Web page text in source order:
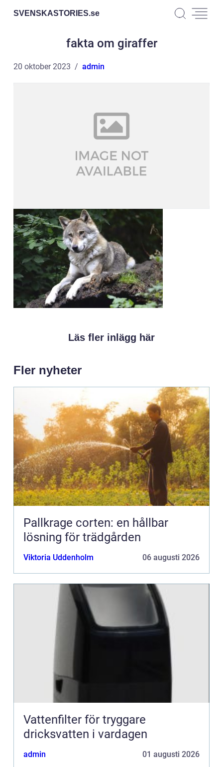
SVENSKASTORIES.se
fakta om giraffer
20 oktober 2023 admin
Läs fler inlägg här
Fler nyheter
Pallkrage corten: en hållbar
lösning för trädgården
Viktoria Uddenholm 06 augusti 2026
Vattenfilter för tryggare
dricksvatten i vardagen
admin 01 augusti 2026